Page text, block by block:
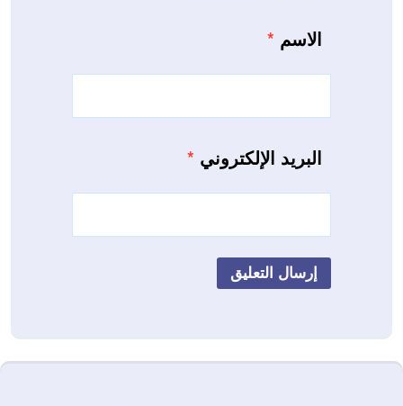
الاسم *
البريد الإلكتروني *